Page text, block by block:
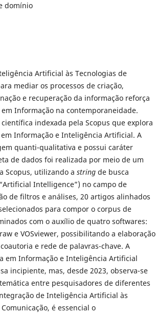
domínio
Artificial às Tecnologias de
mediar os processos de criação,
e recuperação da informação reforça
Informação na contemporaneidade.
indexada pela Scopus que explora
Informação e Inteligência Artificial. A
quanti-qualitativa e possui caráter
de dados foi realizada por meio de um
Scopus, utilizando a string de busca
Intelligence”) no campo de
de filtros e análises, 20 artigos alinhados
para compor o corpus de
com o auxílio de quatro softwares:
e VOSviewer, possibilitando a elaboração
e rede de palavras-chave. A
em Informação e Inteligência Artificial
incipiente, mas, desde 2023, observa-se
entre pesquisadores de diferentes
de Inteligência Artificial às
é essencial o